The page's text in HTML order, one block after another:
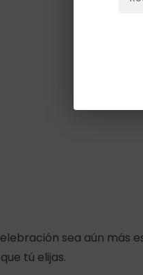
sea aún más
tú elijas.